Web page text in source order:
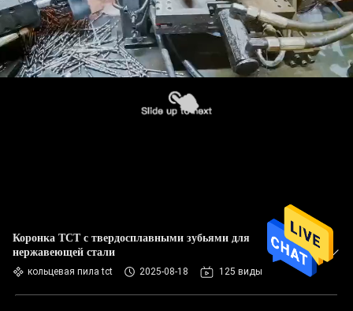
Коронка TCT с твердосплавными зубьями для
нержавеющей стали
кольцевая пила tct 2025-08-18 125 виды